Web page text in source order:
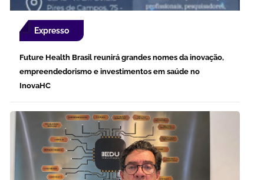
Expresso
Future Health Brasil reunirá grandes nomes da inovação,
empreendedorismo e investimentos em saúde no
InovaHC